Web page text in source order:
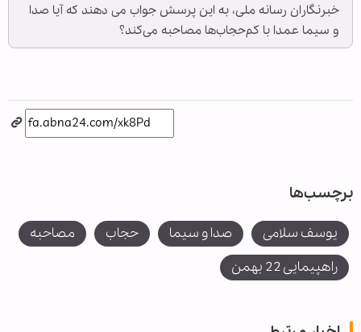
خبرنگاران رسانه ملی، به این پرسش جواب می دهند که آیا صدا
و سیما عمدا با کم‌حجاب‌ها مصاحبه می‌کند؟
برچسب‌ها
یوسف سلامی صدا و سیما حجاب
مصاحبه
راهپیمایی 22 بهمن